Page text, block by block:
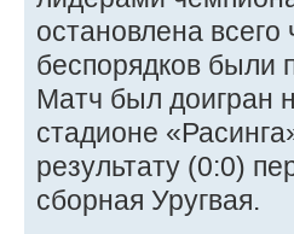
остановлена
беспорядков были
Матч был доигран
стадионе
результату (0:0)
сборная Уругвая.